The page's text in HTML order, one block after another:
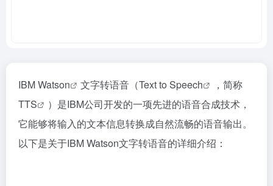
IBM Watson 文字转语音（Text to Speech
，简称
TTS
）是IBM公司开发的一项先进的语音合成技术，
它能够将输入的文本信息转换成自然流畅的语音输出。
以下是关于IBM Watson文字转语音的详细介绍：